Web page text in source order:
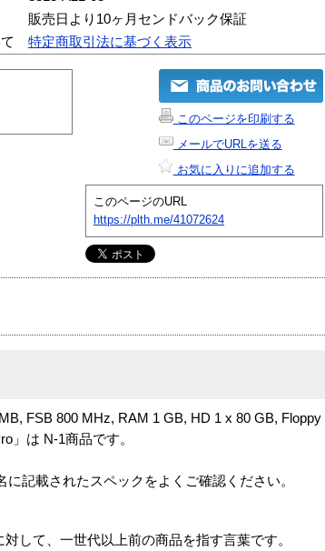
販売日より10ヶ月センドバック保証
特定商取引法に基づく表示
このページを印刷する
メールでURLを送る
お気に入りに追加する
このページのURL
https://plth.me/41072624
FSB 800 MHz, RAM 1 GB, HD 1 x 80 GB,
」は N-1商品です。
記載されたスペックをよくご確認ください。
して、一世代以上前の商品を指す言葉です。